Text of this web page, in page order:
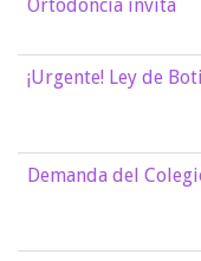
Ortodoncia invita
¡Urgente! Ley de
Demanda del